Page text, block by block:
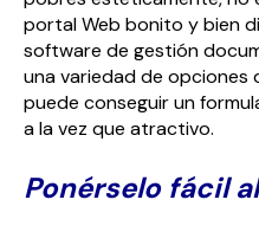
portal Web bonito y bien
software de gestión
una variedad de opciones
puede conseguir un
a la vez que atractivo.
Ponérselo fácil